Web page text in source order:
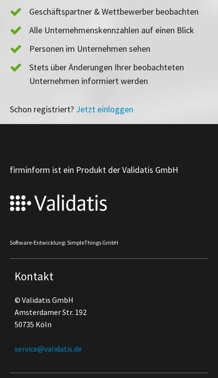
Geschäftspartner & Wettbewerber beobachten
Alle Unternehmenskennzahlen auf einen Blick
Personen im Unternehmen sehen
Stets über Änderungen Ihrer beobachteten
Unternehmen informiert werden
Schon registriert? Jetzt einloggen
firminform ist ein Produkt der Validatis GmbH
Software-Entwicklung: SimpleThings GmbH
Kontakt
© Validatis GmbH
Amsterdamer Str. 192
50735 Köln
service@validatis.de